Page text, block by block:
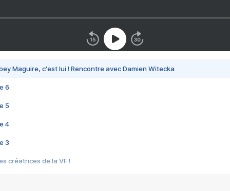
Maguire, c'est lui ! Rencontre avec Damien Witecka
6
5
4
3
créatrices de la VF !